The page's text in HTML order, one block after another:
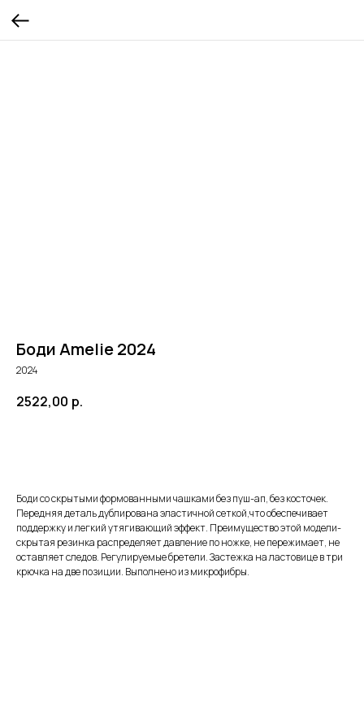
Боди Amelie 2024
2024
2522,00 р.
Боди со скрытыми формованными чашками без пуш-ап, без косточек.
Передняя деталь дублирована эластичной сеткой,что обеспечивает
поддержку и легкий утягивающий эффект. Преимущество этой модели-
скрытая резинка распределяет давление по ножке, не пережимает, не
оставляет следов. Регулируемые бретели. Застежка на ластовице в три
крючка на две позиции. Выполнено из микрофибры.